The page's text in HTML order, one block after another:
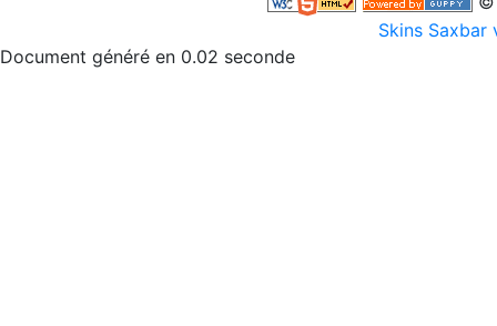
Skins Saxbar
Document généré en 0.02 seconde